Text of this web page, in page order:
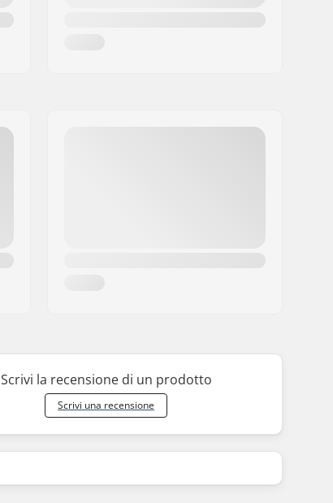
Scrivi la recensione di un prodotto
Scrivi una recensione